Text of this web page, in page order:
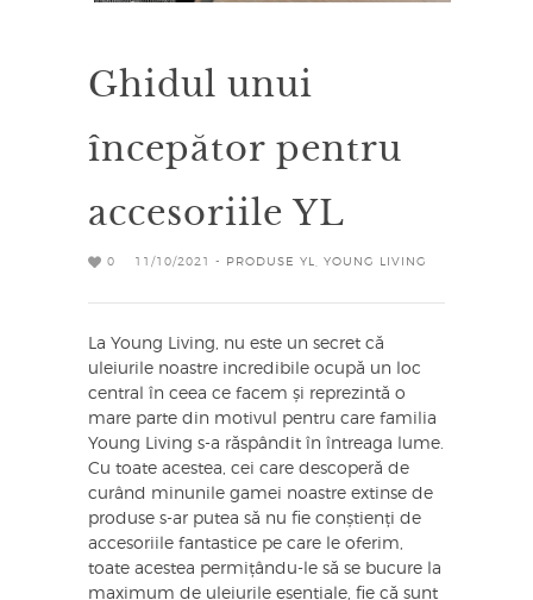
Ghidul unui
începător pentru
accesoriile YL
0 11/10/2021 - PRODUSE YL YOUNG LIVING
La Young Living, nu este un secret că
uleiurile noastre incredibile ocupă un loc
central în ceea ce facem și reprezintă o
mare parte din motivul pentru care familia
Young Living s-a răspândit în întreaga lume.
Cu toate acestea, cei care descoperă de
curând minunile gamei noastre extinse de
produse s-ar putea să nu fie conștienți de
accesoriile fantastice pe care le oferim,
toate acestea permițându-le să se bucure la
maximum de uleiurile esențiale, fie că sunt